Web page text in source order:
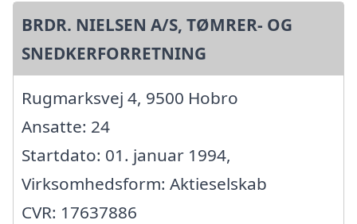
BRDR. NIELSEN A/S, TØMRER- OG
SNEDKERFORRETNING
Rugmarksvej 4, 9500 Hobro
Ansatte: 24
Startdato: 01. januar 1994,
Virksomhedsform: Aktieselskab
CVR: 17637886